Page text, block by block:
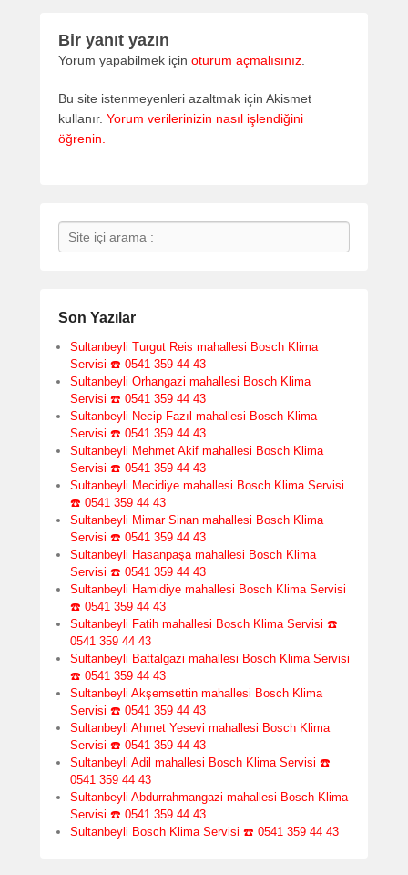
Bir yanıt yazın
Yorum yapabilmek için oturum açmalısınız
Bu site istenmeyenleri azaltmak için Akismet
kullanır. Yorum verilerinizin nasıl işlendiğini
öğrenin.
Search
Son Yazılar
Sultanbeyli Turgut Reis mahallesi Bosch Klima
Servisi ☎️ 0541 359 44 43
Sultanbeyli Orhangazi mahallesi Bosch Klima
Servisi ☎️ 0541 359 44 43
Sultanbeyli Necip Fazıl mahallesi Bosch Klima
Servisi ☎️ 0541 359 44 43
Sultanbeyli Mehmet Akif mahallesi Bosch Klima
Servisi ☎️ 0541 359 44 43
Sultanbeyli Mecidiye mahallesi Bosch Klima Servisi
☎️ 0541 359 44 43
Sultanbeyli Mimar Sinan mahallesi Bosch Klima
Servisi ☎️ 0541 359 44 43
Sultanbeyli Hasanpaşa mahallesi Bosch Klima
Servisi ☎️ 0541 359 44 43
Sultanbeyli Hamidiye mahallesi Bosch Klima Servisi
☎️ 0541 359 44 43
Sultanbeyli Fatih mahallesi Bosch Klima Servisi ☎️
0541 359 44 43
Sultanbeyli Battalgazi mahallesi Bosch Klima Servisi
☎️ 0541 359 44 43
Sultanbeyli Akşemsettin mahallesi Bosch Klima
Servisi ☎️ 0541 359 44 43
Sultanbeyli Ahmet Yesevi mahallesi Bosch Klima
Servisi ☎️ 0541 359 44 43
Sultanbeyli Adil mahallesi Bosch Klima Servisi ☎️
0541 359 44 43
Sultanbeyli Abdurrahmangazi mahallesi Bosch Klima
Servisi ☎️ 0541 359 44 43
Sultanbeyli Bosch Klima Servisi ☎️ 0541 359 44 43